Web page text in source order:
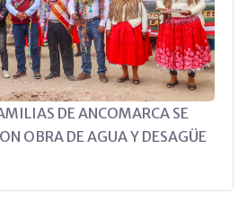
DE ANCOMARCA SE
OBRA DE AGUA Y DESAGÜE